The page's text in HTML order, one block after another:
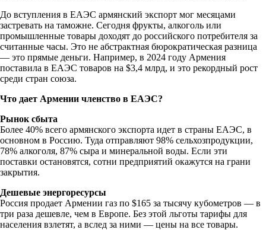
До вступления в ЕАЭС армянский экспорт мог месяцами
застревать на таможне. Сегодня фрукты, алкоголь или
промышленные товары доходят до российского потребителя за
считанные часы. Это не абстрактная бюрократическая разница
— это прямые деньги. Например, в 2024 году Армения
поставила в ЕАЭС товаров на $3,4 млрд, и это рекордный рост
среди стран союза.
Что дает Армении членство в ЕАЭС?
Рынок сбыта
Более 40% всего армянского экспорта идет в страны ЕАЭС, в
основном в Россию. Туда отправляют 98% сельхозпродукции,
78% алкоголя, 87% сыра и минеральной воды. Если эти
поставки остановятся, сотни предприятий окажутся на грани
закрытия.
Дешевые энергоресурсы
Россия продает Армении газ по $165 за тысячу кубометров — в
три раза дешевле, чем в Европе. Без этой льготы тарифы для
населения взлетят, а вслед за ними — цены на все товары.